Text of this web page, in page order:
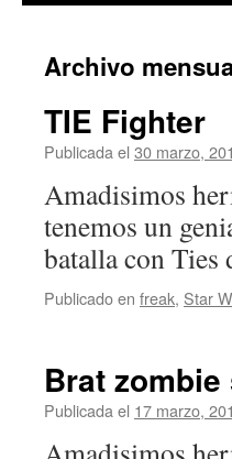
Archivo
TIE Fighter
Publicada el 30 marzo,
Amadisimos
tenemos un
batalla con Ties
Publicado en freak, Star
Brat
Publicada el 17 marzo,